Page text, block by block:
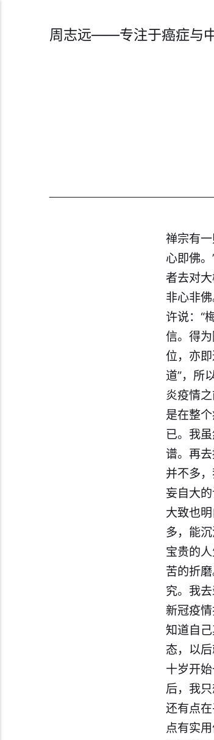
周志远——专注于癌症与
禅宗有
心即佛
者去对大
非心非
许说：“
信。得
位，亦
道”，所
炎疫情
是在整
已。我
谱。再
并不多
妄自大
大致也
多，能
宝贵的
苦的折
究。我
新冠疫
知道自
态，以
十岁开
后，我
还有点
点有实